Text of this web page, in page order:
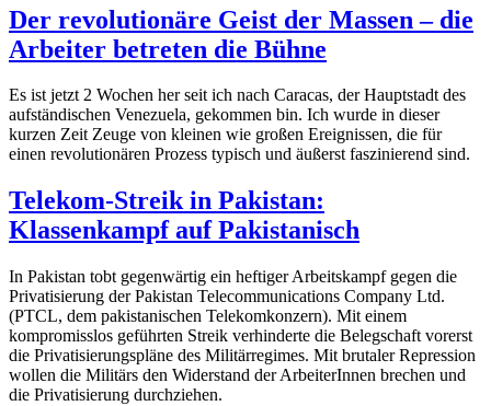
Der revolutionäre Geist der Massen – die
Arbeiter betreten die Bühne
Es ist jetzt 2 Wochen her seit ich nach Caracas, der Hauptstadt des
aufständischen Venezuela, gekommen bin. Ich wurde in dieser
kurzen Zeit Zeuge von kleinen wie großen Ereignissen, die für
einen revolutionären Prozess typisch und äußerst faszinierend sind.
Telekom-Streik in Pakistan:
Klassenkampf auf Pakistanisch
In Pakistan tobt gegenwärtig ein heftiger Arbeitskampf gegen die
Privatisierung der Pakistan Telecommunications Company Ltd.
(PTCL, dem pakistanischen Telekomkonzern). Mit einem
kompromisslos geführten Streik verhinderte die Belegschaft vorerst
die Privatisierungspläne des Militärregimes. Mit brutaler Repression
wollen die Militärs den Widerstand der ArbeiterInnen brechen und
die Privatisierung durchziehen.